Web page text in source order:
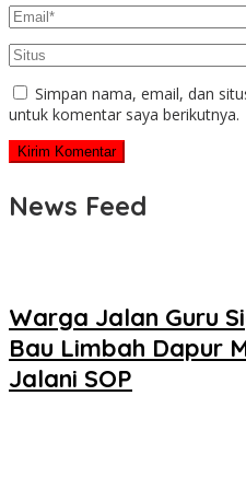
Simpan nama, email, dan
untuk komentar saya berikutnya.
News Feed
Warga Jalan Guru
Bau Limbah Dapur
Jalani SOP